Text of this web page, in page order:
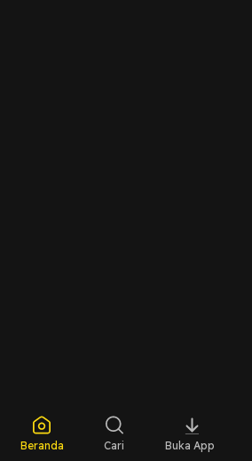
Beranda Cari Buka App